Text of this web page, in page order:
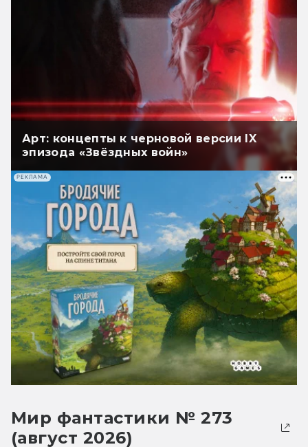
Арт: концепты к черновой версии IX
эпизода «Звёздных войн»
РЕКЛАМА
Мир фантастики № 273
(август 2026)